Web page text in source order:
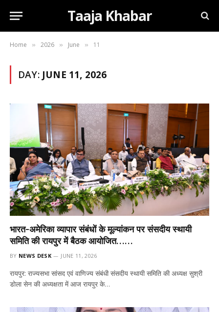
Taaja Khabar
Home » 2026 » June » 11
DAY: JUNE 11, 2026
भारत-अमेरिका व्यापार संबंधों के मूल्यांकन पर संसदीय स्थायी
समिति की रायपुर में बैठक आयोजित……
BY NEWS DESK JUNE 11, 2026
रायपुर: राज्यसभा सांसद एवं वाणिज्य संबंधी संसदीय स्थायी समिति की अध्यक्ष सुश्री
डोला सेन की अध्यक्षता में आज रायपुर के…